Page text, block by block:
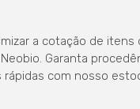
a cotação de itens
Garanta
com nosso